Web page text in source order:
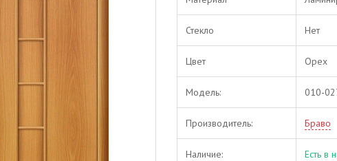
Стекло Нет
Цвет Орех
Модель: 010-
Производитель: Браво
Наличие: Есть в